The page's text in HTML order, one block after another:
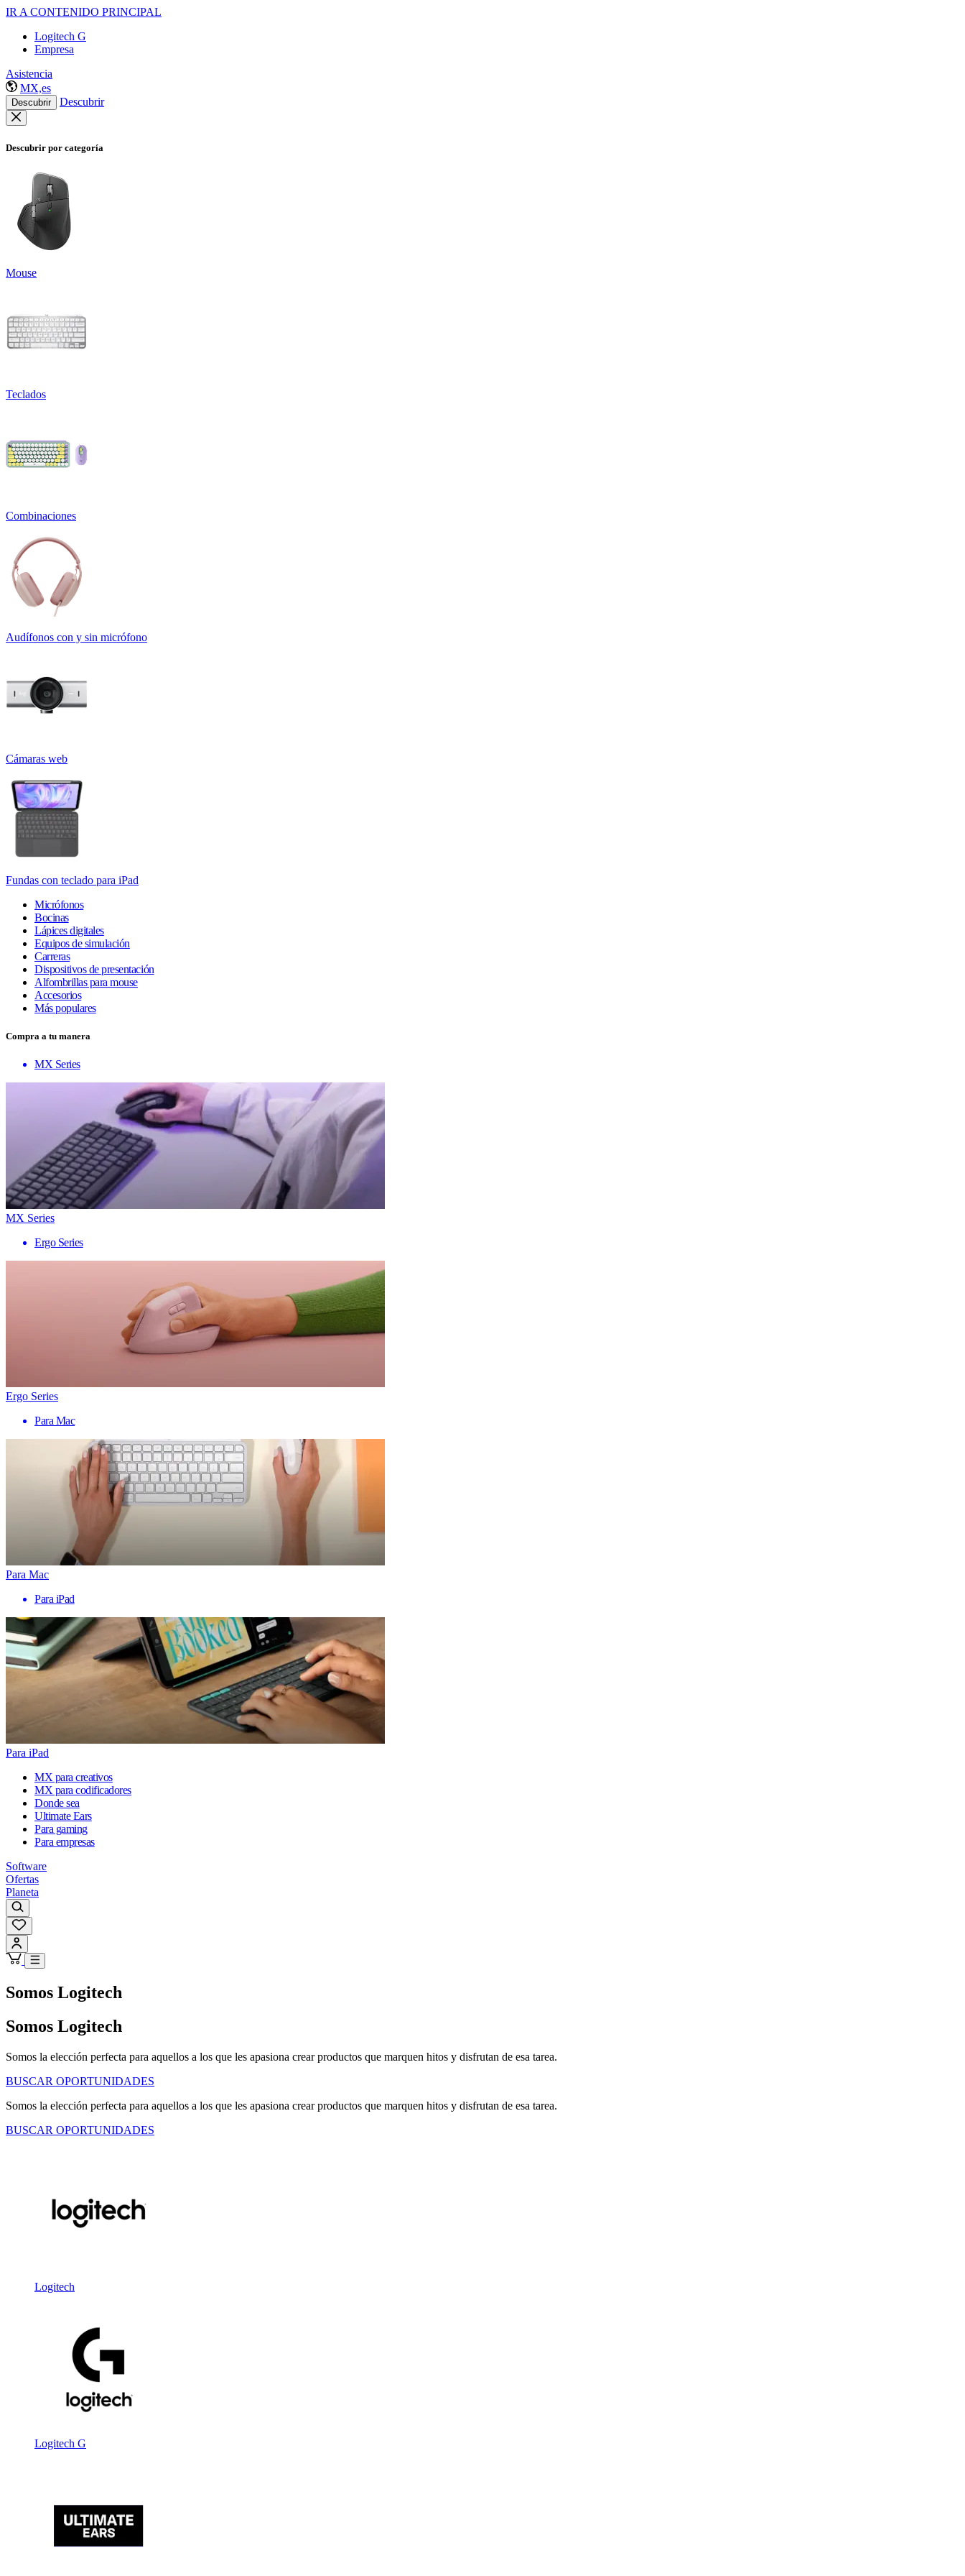
IR A CONTENIDO PRINCIPAL
Logitech G
Empresa
Asistencia
MX,es
Descubrir Descubrir
Descubrir por categoría
Mouse
Teclados
Combinaciones
Audífonos con y sin micrófono
Cámaras web
Fundas con teclado para iPad
Micrófonos
Bocinas
Lápices digitales
Equipos de simulación
Carreras
Dispositivos de presentación
Alfombrillas para mouse
Accesorios
Más populares
Compra a tu manera
MX Series
MX Series
Ergo Series
Ergo Series
Para Mac
Para Mac
Para iPad
Para iPad
MX para creativos
MX para codificadores
Donde sea
Ultimate Ears
Para gaming
Para empresas
Software
Ofertas
Planeta
Somos Logitech
Somos Logitech
Somos la elección perfecta para aquellos a los que les apasiona crear productos que marquen hitos y disfrutan de esa tarea.
BUSCAR OPORTUNIDADES
Somos la elección perfecta para aquellos a los que les apasiona crear productos que marquen hitos y disfrutan de esa tarea.
BUSCAR OPORTUNIDADES
Logitech
Logitech G